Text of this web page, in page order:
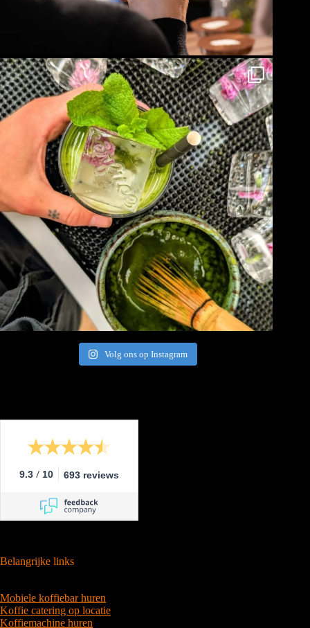
Volg ons op Instagram
9.3 / 10 693 reviews
Belangrijke links
Mobiele koffiebar huren
Koffie catering op locatie
Koffiemachine huren